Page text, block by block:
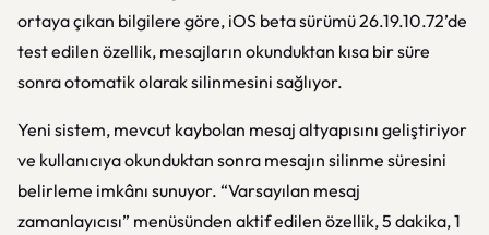
ortaya çıkan bilgilere göre, iOS beta sürümü 26.19.10.72’de
test edilen özellik, mesajların okunduktan kısa bir süre
sonra otomatik olarak silinmesini sağlıyor.
Yeni sistem, mevcut kaybolan mesaj altyapısını geliştiriyor
ve kullanıcıya okunduktan sonra mesajın silinme süresini
belirleme imkânı sunuyor. “Varsayılan mesaj
zamanlayıcısı” menüsünden aktif edilen özellik, 5 dakika, 1